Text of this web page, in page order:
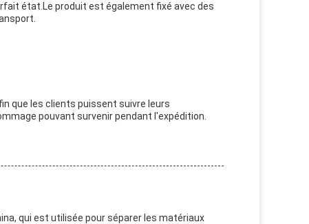
état.Le produit est également fixé avec des
que les clients puissent suivre leurs
pouvant survenir pendant l'expédition.
qui est utilisée pour séparer les matériaux